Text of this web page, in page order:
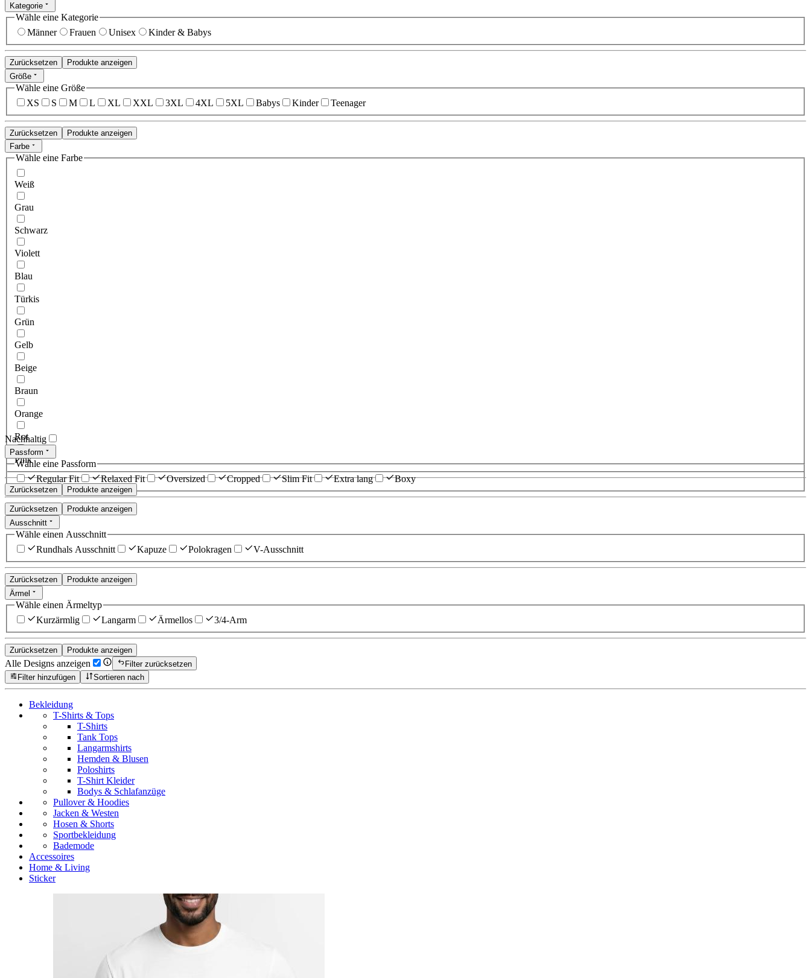
Kategorie
Wähle eine Kategorie
Männer
Frauen Unisex Kinder & Babys
Zurücksetzen
Produkte anzeigen
Größe
Wähle eine Größe
XS
S M L XL XXL 3XL 4XL 5XL Babys Kinder Teenager
Zurücksetzen
Produkte anzeigen
Farbe
Wähle eine Farbe
Weiß
Grau
Schwarz
Violett
Blau
Türkis
Grün
Gelb
Beige
Braun
Orange
Rot
Pink
Zurücksetzen Produkte anzeigen
Nachhaltig
Passform
Wähle eine Passform
Regular Fit
Relaxed Fit Oversized Cropped Slim Fit Extra lang Boxy
Zurücksetzen
Produkte anzeigen
Ausschnitt
Wähle einen Ausschnitt
Rundhals Ausschnitt
Kapuze Polokragen V-Ausschnitt
Zurücksetzen
Produkte anzeigen
Ärmel
Wähle einen Ärmeltyp
Kurzärmlig
Langarm Ärmellos 3/4-Arm
Zurücksetzen Produkte anzeigen
Alle Designs anzeigen
Filter zurücksetzen
Filter hinzufügen
Sortieren nach
Bekleidung
T-Shirts & Tops
T-Shirts
Tank Tops
Langarmshirts
Hemden & Blusen
Poloshirts
T-Shirt Kleider
Bodys & Schlafanzüge
Pullover & Hoodies
Jacken & Westen
Hosen & Shorts
Sportbekleidung
Bademode
Accessoires
Home & Living
Sticker